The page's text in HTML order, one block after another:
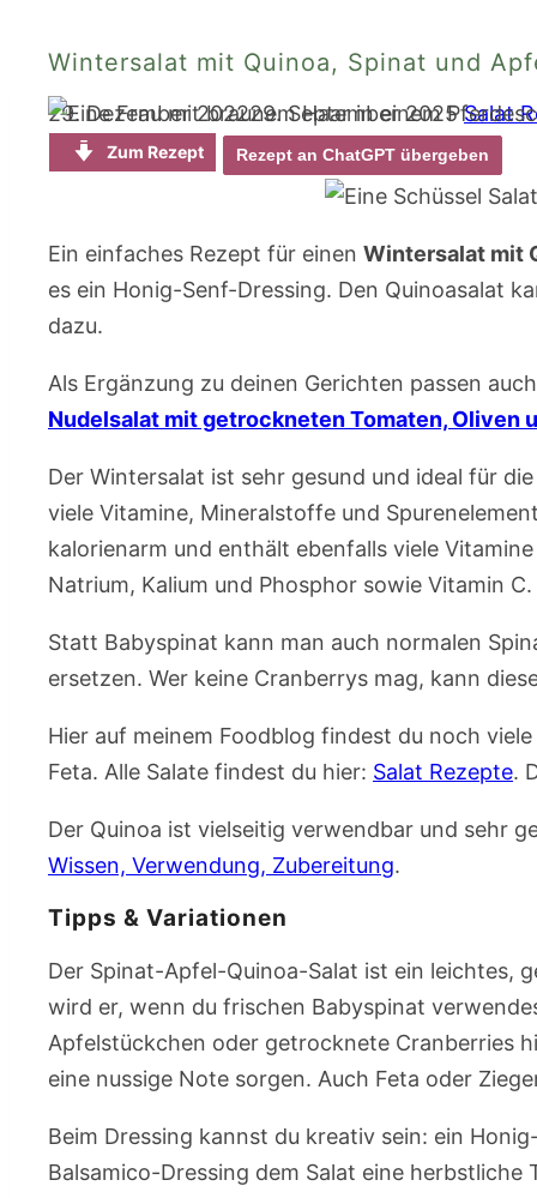
Wintersalat mit Quinoa, Spinat und
29. Dezember 202229. September 2025 Salat
Zum Rezept Rezept an ChatGPT übergeben
Ein einfaches Rezept für einen Wintersalat mit
es ein Honig-Senf-Dressing. Den Quinoasalat
dazu.
Als Ergänzung zu deinen Gerichten passen
Nudelsalat mit getrockneten Tomaten, Oliven
Der Wintersalat ist sehr gesund und ideal für
viele Vitamine, Mineralstoffe und
kalorienarm und enthält ebenfalls viele
Natrium, Kalium und Phosphor sowie Vitamin C.
Statt Babyspinat kann man auch normalen
ersetzen. Wer keine Cranberrys mag, kann
Hier auf meinem Foodblog findest du noch
Feta. Alle Salate findest du hier: Salat Rezepte.
Der Quinoa ist vielseitig verwendbar und sehr
Wissen, Verwendung, Zubereitung.
Tipps & Variationen
Der Spinat-Apfel-Quinoa-Salat ist ein leichtes,
wird er, wenn du frischen Babyspinat
Apfelstückchen oder getrocknete Cranberries
eine nussige Note sorgen. Auch Feta oder
Beim Dressing kannst du kreativ sein: ein
Balsamico-Dressing dem Salat eine herbstliche